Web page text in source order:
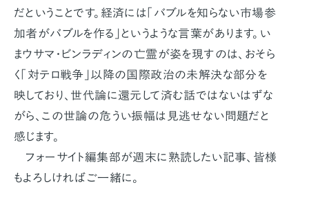
だということです。経済には「バブルを知らない市場参
加者がバブルを作る」というような言葉があります。い
まウサマ・ビンラディンの亡霊が姿を現すのは、おそら
く「対テロ戦争」以降の国際政治の未解決な部分を
映しており、世代論に還元して済む話ではないはずな
がら、この世論の危うい振幅は見逃せない問題だと
感じます。
フォーサイト編集部が週末に熟読したい記事、皆様
もよろしければご一緒に。